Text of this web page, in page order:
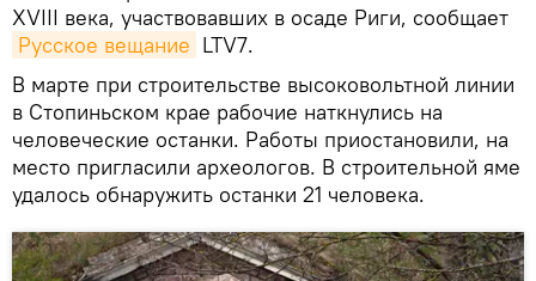
XVIII века, участвовавших в осаде Риги, сообщает
Русское вещание LTV7.
В марте при строительстве высоковольтной линии
в Стопиньском крае рабочие наткнулись на
человеческие останки. Работы приостановили, на
место пригласили археологов. В строительной яме
удалось обнаружить останки 21 человека.